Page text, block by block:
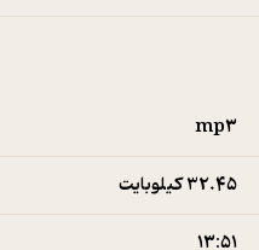
mp۳
32.۴۵ کیلوبایت
۱۳:۵۱